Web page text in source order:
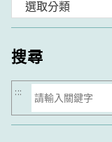
類
搜尋
搜
尋
:::